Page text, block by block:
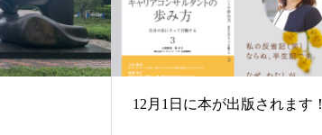
12月1日に本が出版されます！